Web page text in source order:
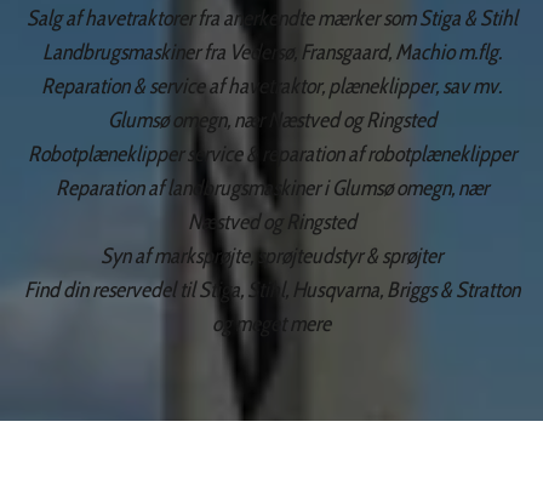
Salg af havetraktorer fra anerkendte mærker som Stiga & Stihl
Landbrugsmaskiner fra Vedersø, Fransgaard, Machio m.flg.
Reparation & service af havetraktor, plæneklipper, sav mv.
Glumsø omegn, nær Næstved og Ringsted
Robotplæneklipper service & reparation af robotplæneklipper
Reparation af landbrugsmaskiner i Glumsø omegn, nær
Næstved og Ringsted
Syn af marksprøjte, sprøjteudstyr & sprøjter
Find din reservedel til Stiga, Stihl, Husqvarna, Briggs & Stratton
og meget mere